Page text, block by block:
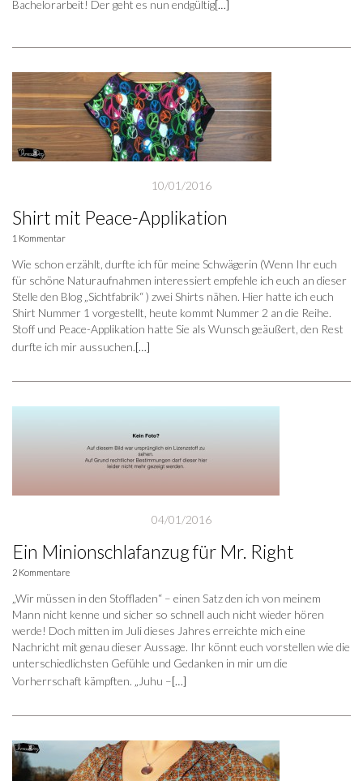
Bachelorarbeit! Der geht es nun endgültig[…]
10/01/2016
Shirt mit Peace-Applikation
1 Kommentar
Wie schon erzählt, durfte ich für meine Schwägerin (Wenn Ihr euch
für schöne Naturaufnahmen interessiert empfehle ich euch an dieser
Stelle den Blog „Sichtfabrik“ ) zwei Shirts nähen. Hier hatte ich euch
Shirt Nummer 1 vorgestellt, heute kommt Nummer 2 an die Reihe.
Stoff und Peace-Applikation hatte Sie als Wunsch geäußert, den Rest
durfte ich mir aussuchen.[…]
04/01/2016
Ein Minionschlafanzug für Mr. Right
2 Kommentare
„Wir müssen in den Stoffladen“ – einen Satz den ich von meinem
Mann nicht kenne und sicher so schnell auch nicht wieder hören
werde! Doch mitten im Juli dieses Jahres erreichte mich eine
Nachricht mit genau dieser Aussage. Ihr könnt euch vorstellen wie die
unterschiedlichsten Gefühle und Gedanken in mir um die
Vorherrschaft kämpften. „Juhu –[…]